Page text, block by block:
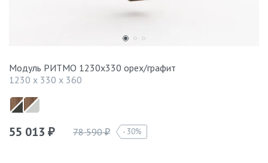
Модуль РИТМО 1230х330 орех/графит
1230 x 330 x 360
55 013 ₽ 78 590₽ 30%